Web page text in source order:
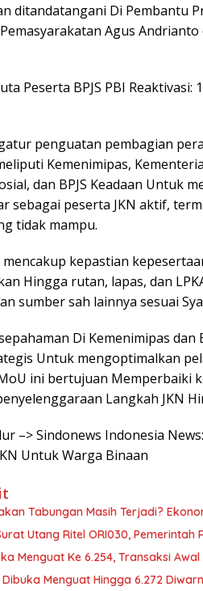
ditandatangani Di Pembantu
Agus
Peserta BPJS PBI
penguatan pembagian
Kemenimipas,
dan BPJS Keadaan Untuk
sebagai peserta JKN aktif,
tidak mampu.
kepastian
Hingga rutan, lapas, dan
sumber sah lainnya sesuai
Di Kemenimipas
Untuk mengoptimalkan
ini bertujuan Memperbaiki
Langkah JKN
–> Sindonews Indonesia
Untuk Warga Binaan
Tabungan Masih Terjadi?
Utang Ritel ORI030, Pemerintah
Menguat Ke 6.254, Transaksi
Dibuka Menguat Hingga 6.272